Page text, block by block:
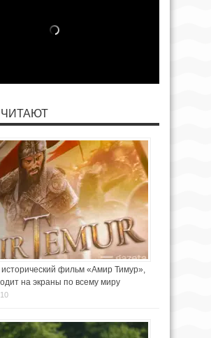
исторический фильм «Амир Тимур»,
на экраны по всему миру